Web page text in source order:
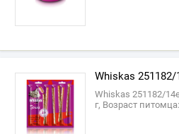
‎Whiskas 251182/
‎Whiskas 251182/
г, Возраст